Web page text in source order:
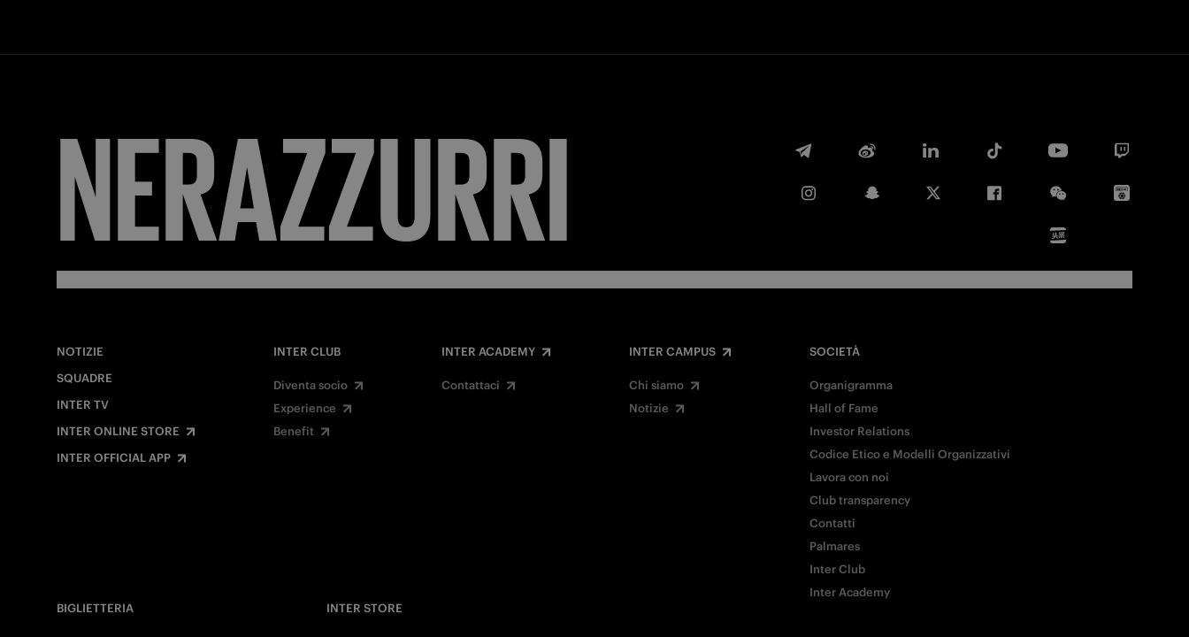
FORZA
NOTIZIE
SQUADRE
INTER TV
INTER ONLINE STORE
INTER OFFICIAL APP
INTER CLUB
Diventa socio
Experience
Benefit
INTER ACADEMY
Contattaci
INTER CAMPUS
Chi siamo
Notizie
SOCIETÀ
Organigramma
Hall of Fame
Investor Relations
Codice Etico e Modelli Organizzativi
Lavora con noi
Club transparency
Contatti
Palmares
Inter Club
Inter Academy
BIGLIETTERIA
INTER STORE